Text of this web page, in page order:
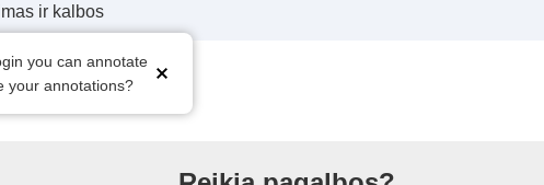
ir kalbos
you can annotate
your annotations?